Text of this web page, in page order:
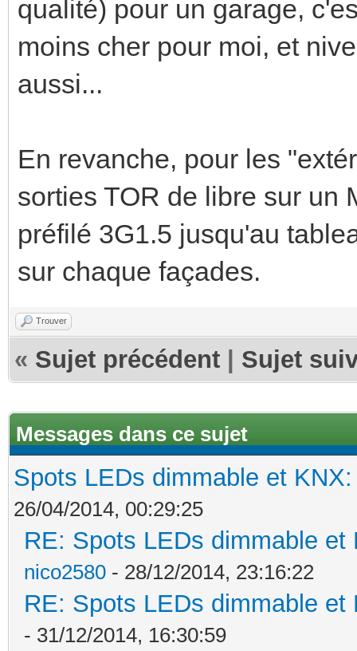
qualité) pour un garage,
moins cher pour moi, et
aussi...
En revanche, pour les
sorties TOR de libre sur un
préfilé 3G1.5 jusqu'au
sur chaque façades.
Trouver
« Sujet précédent Sujet
Messages dans ce sujet
Spots LEDs dimmable et
26/04/2014, 00:29:25
RE: Spots LEDs dimmable
nico2580 - 28/12/2014, 23:16:22
RE: Spots LEDs dimmable
- 31/12/2014, 16:30:59